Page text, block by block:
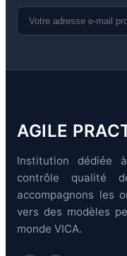
AGILE
Institution dédiée
contrôle qualité
accompagnons les
vers des modèles
monde VICA.